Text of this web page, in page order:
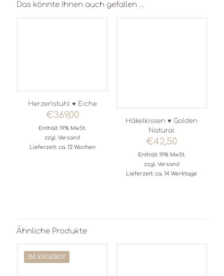
Das könnte Ihnen auch gefallen …
Herzerlstuhl ♥ Eiche
€369,00
Enthält 19% MwSt.
zzgl.Versand
Lieferzeit: ca. 12 Wochen
Häkelkissen ♥ Golden
Natural
€42,50
Enthält 19% MwSt.
zzgl. Versand
Lieferzeit: ca. 14 Werktage
Ähnliche Produkte
IM ANGEBOT